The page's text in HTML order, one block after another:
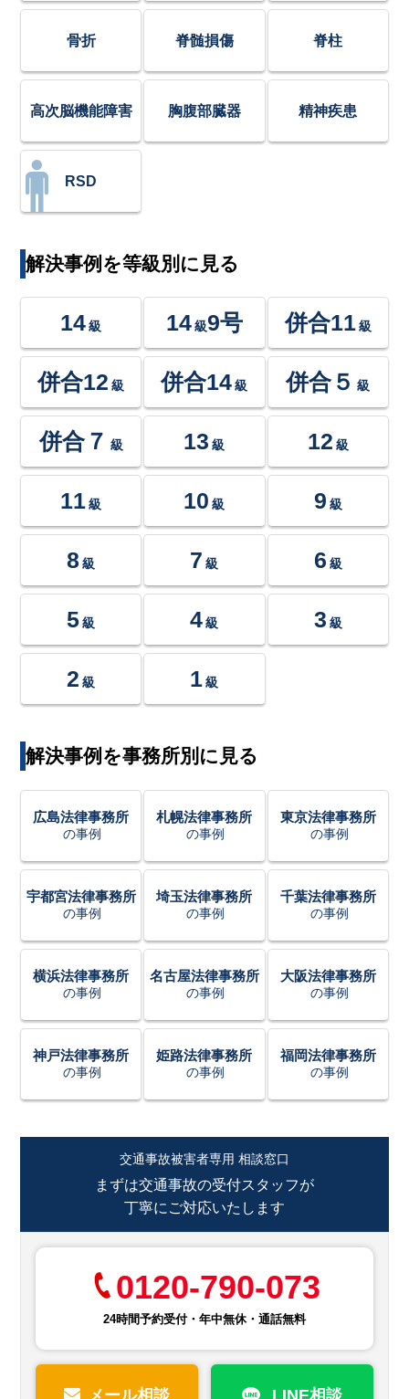
骨折 脊髄損傷 脊柱
高次脳機能障害 胸腹部臓器 精神疾患
RSD
解決事例を等級別に見る
14 級 14級9号 併合11 級
併合12 級 併合14 級 併合５ 級
併合７ 級 13 級 12 級
11 級 10 級 9 級
8 級 7 級 6 級
5 級 4 級 3 級
2 級 1 級
解決事例を事務所別に見る
広島法律事務所
の事例
札幌法律事務所
の事例
東京法律事務所
の事例
宇都宮法律事務所
の事例
埼玉法律事務所
の事例
千葉法律事務所
の事例
横浜法律事務所
の事例
名古屋法律事務所
の事例
大阪法律事務所
の事例
神戸法律事務所
の事例
姫路法律事務所
の事例
福岡法律事務所
の事例
交通事故被害者専用 相談窓口
まずは交通事故の受付スタッフが
丁寧にご対応いたします
0120-790-073
24時間予約受付・年中無休・通話無料